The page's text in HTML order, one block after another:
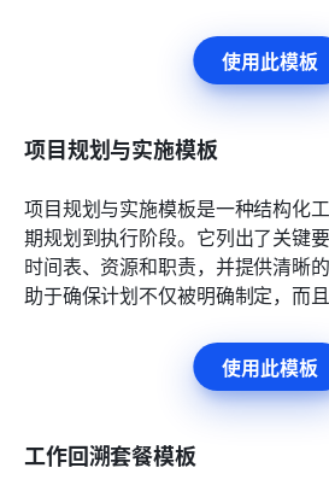
使用此模板
项目规划与实施模板
项目规划与实施模板是一种结构化
期规划到执行阶段。它列出了关键
时间表、资源和职责，并提供清晰
助于确保计划不仅被明确制定，而
使用此模板
工作回溯套餐模板